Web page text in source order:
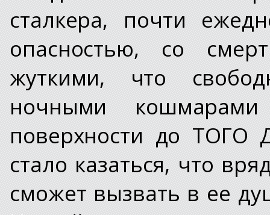
сталкера, почти
опасностью, со
жуткими, что
ночными
поверхности до ТОГО
стало казаться, что
сможет вызвать в ее